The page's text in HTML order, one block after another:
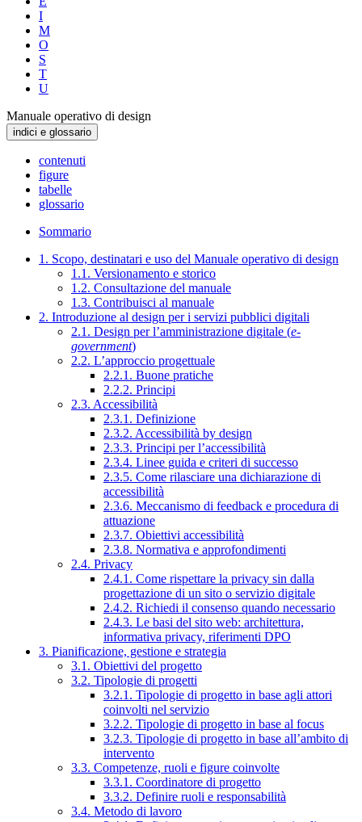
I
M
O
S
T
U
Manuale operativo di design
indici e glossario
contenuti
figure
tabelle
glossario
Sommario
1. Scopo, destinatari e uso del Manuale operativo di design
1.1. Versionamento e storico
1.2. Consultazione del manuale
1.3. Contribuisci al manuale
2. Introduzione al design per i servizi pubblici digitali
2.1. Design per l’amministrazione digitale (e-
government)
2.2. L’approccio progettuale
2.2.1. Buone pratiche
2.2.2. Principi
2.3. Accessibilità
2.3.1. Definizione
2.3.2. Accessibilità by design
2.3.3. Principi per l’accessibilità
2.3.4. Linee guida e criteri di successo
2.3.5. Come rilasciare una dichiarazione di
accessibilità
2.3.6. Meccanismo di feedback e procedura di
attuazione
2.3.7. Obiettivi accessibilità
2.3.8. Normativa e approfondimenti
2.4. Privacy
2.4.1. Come rispettare la privacy sin dalla
progettazione di un sito o servizio digitale
2.4.2. Richiedi il consenso quando necessario
2.4.3. Le basi del sito web: architettura,
informativa privacy, riferimenti DPO
3. Pianificazione, gestione e strategia
3.1. Obiettivi del progetto
3.2. Tipologie di progetti
3.2.1. Tipologie di progetto in base agli attori
coinvolti nel servizio
3.2.2. Tipologie di progetto in base al focus
3.2.3. Tipologie di progetto in base all’ambito di
intervento
3.3. Competenze, ruoli e figure coinvolte
3.3.1. Coordinatore di progetto
3.3.2. Definire ruoli e responsabilità
3.4. Metodo di lavoro